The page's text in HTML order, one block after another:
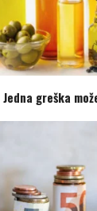
greška